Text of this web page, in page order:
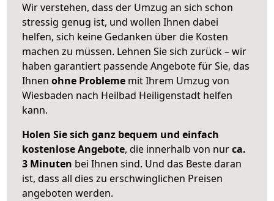
Wir verstehen, dass der Umzug an sich schon
stressig genug ist, und wollen Ihnen dabei
helfen, sich keine Gedanken über die Kosten
machen zu müssen. Lehnen Sie sich zurück – wir
haben garantiert passende Angebote für Sie, das
Ihnen ohne Probleme mit Ihrem Umzug von
Wiesbaden nach Heilbad Heiligenstadt helfen
kann.
Holen Sie sich ganz bequem und einfach
kostenlose Angebote, die innerhalb von nurca.
3 Minuten bei Ihnen sind. Und das Beste daran
ist, dass all dies zu erschwinglichen Preisen
angeboten werden.